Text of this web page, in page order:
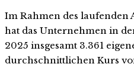
Im Rahmen des
hat das Unternehmen in
2025 insgesamt 3.361
durchschnittlichen Kurs